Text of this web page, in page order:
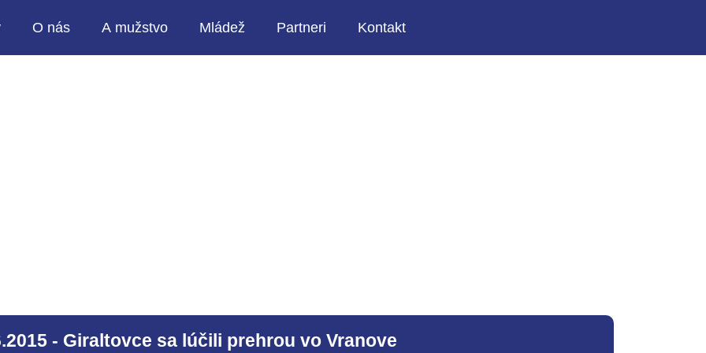
O nás A mužstvo Mládež Partneri Kontakt
- Giraltovce sa lúčili prehrou vo Vranove